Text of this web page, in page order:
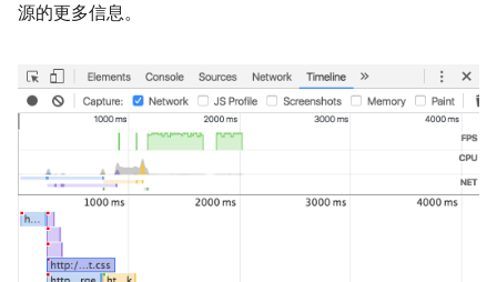
源的更多信息。